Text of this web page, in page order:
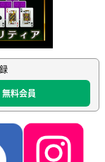
無料会員